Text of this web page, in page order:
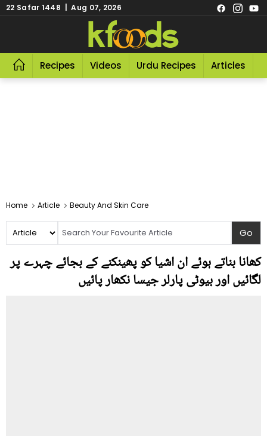
22 Safar 1448 | Aug 07, 2026
Recipes Videos Urdu Recipes Articles
Home Article Beauty And Skin Care
کھانا بناتے ہوئے ان اشیا کو پھینکنے کے بجائے چہرے پر
لگائیں اور بیوٹی پارلر جیسا نکھار پائیں